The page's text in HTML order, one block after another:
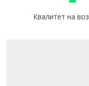
Квалитет на